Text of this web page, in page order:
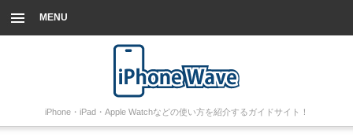
MENU
iPhone・iPad・Apple Watchなどの使い方を紹介するガイドサイト！